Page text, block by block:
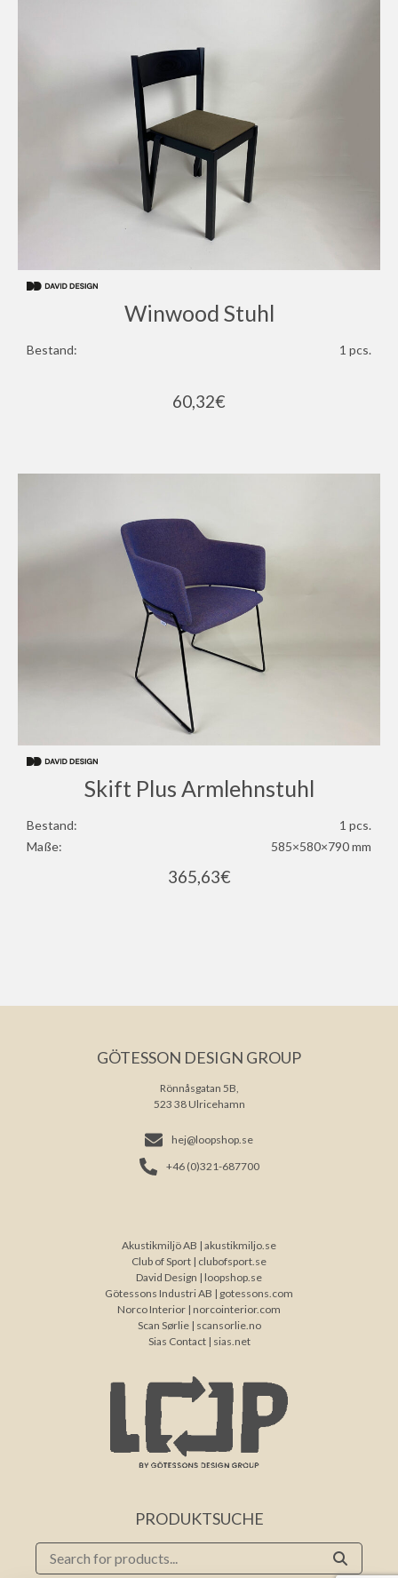
Winwood Stuhl
Bestand: 1 pcs.
60,32€
Skift Plus Armlehnstuhl
Bestand:
1 pcs.
Maße:
585×580×790 mm
365,63€
GÖTESSON DESIGN GROUP
Rönnåsgatan 5B,
523 38 Ulricehamn
hej@loopshop.se
+46 (0)321-687700
Akustikmiljö AB | akustikmiljo.se
Club of Sport | clubofsport.se
David Design | loopshop.se
Götessons Industri AB | gotessons.com
Norco Interior | norcointerior.com
Scan Sørlie | scansorlie.no
Sias Contact | sias.net
PRODUKTSUCHE